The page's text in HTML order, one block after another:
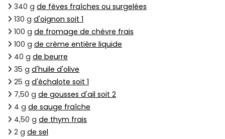
340 g de fèves fraîches ou surgelées
130 g d'oignon soit 1
100 g de fromage de chèvre frais
100 g de crème entière liquide
40 g de beurre
35 g d'huile d'olive
25 g d'échalote soit 1
7,50 g de gousses d'ail soit 2
4 g de sauge fraîche
4,50 g de thym frais
2 g de sel